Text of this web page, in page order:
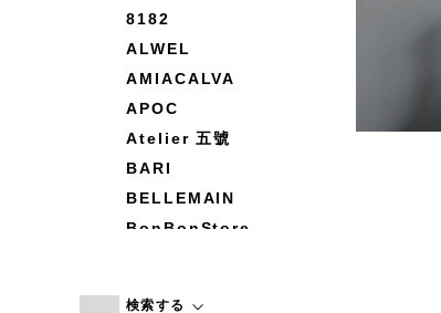
8182
ALWEL
AMIACALVA
APOC
Atelier 五號
BARI
BELLEMAIN
BonBonStore
検索する